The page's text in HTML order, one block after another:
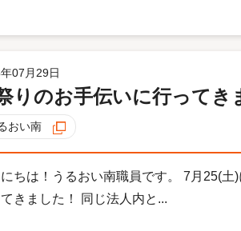
07月29日
りのお手伝いに行ってき
おい南
ちは！うるおい南職員です。 7月25(
きました！ 同じ法人内と...